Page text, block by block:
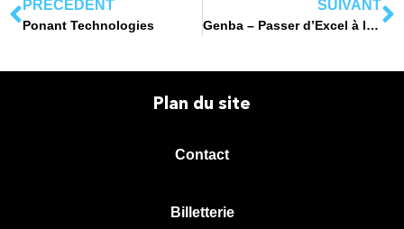
PRÉCÉDENT
Ponant Technologies
SUIVANT
Genba – Passer d’Excel à l’excellence opérationnelle
Plan du site
Contact
Billetterie